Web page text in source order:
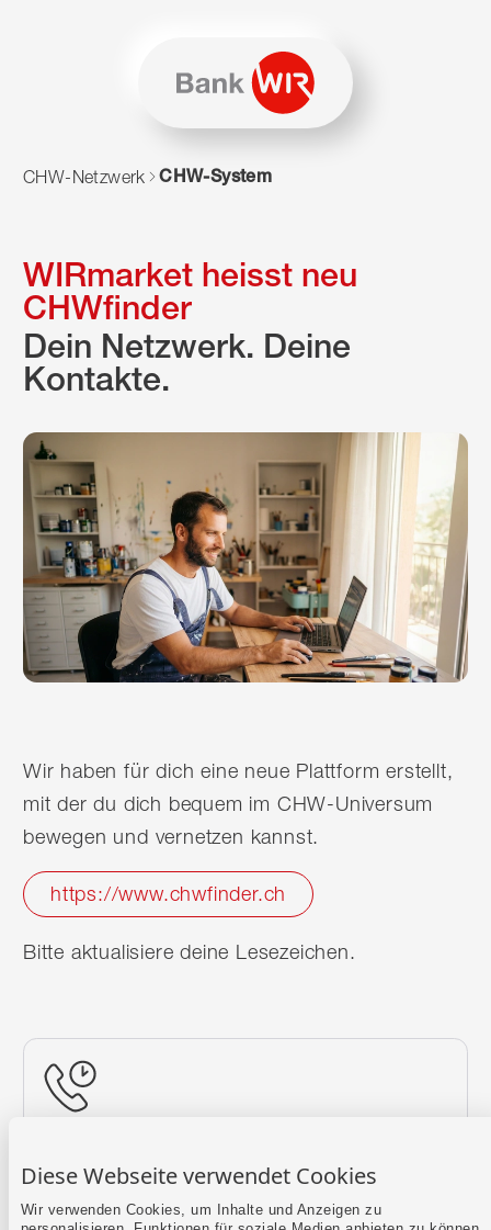
Diese Webseite verwendet Cookies
Wir verwenden Cookies, um Inhalte und Anzeigen zu
Zum Navigieren dieser Seite wird JavaScript benötigt.
CHW-Netzwerk CHW-System
WIRmarket heisst neu
CHWfinder
Dein Netzwerk. Deine
Kontakte.
Wir haben für dich eine neue Plattform erstellt,
mit der du dich bequem im CHW-Universum
bewegen und vernetzen kannst.
https://www.chwfinder.ch
Bitte aktualisiere deine Lesezeichen.